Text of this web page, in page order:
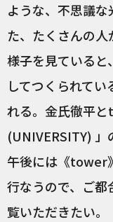
ような、不思議
た、たくさんの人
様子を見ている
してつくられて
れる。金氏徹平
(UNIVERSITY)
午後には《tower
行なうので、ご
覧いただきたい。